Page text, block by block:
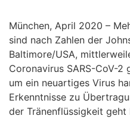
München, April 2020 –
sind nach Zahlen der
Baltimore/USA,
Coronavirus SARS-CoV-2
um ein neuartiges Virus
Erkenntnisse zu
der Tränenflüssigkeit